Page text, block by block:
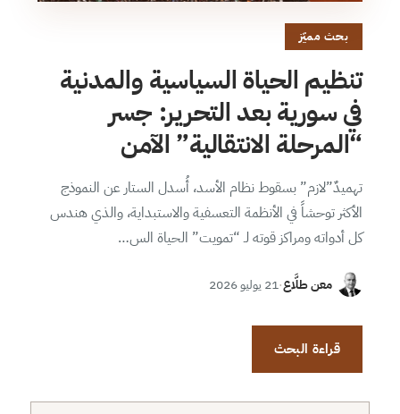
بحث مميّز
تنظيم الحياة السياسية والمدنية
في سورية بعد التحرير: جسر
“المرحلة الانتقالية” الآمن
تهميدٌ”لازم” بسقوط نظام الأسد، أُسدل الستار عن النموذج
الأكثر توحشاً في الأنظمة التعسفية والاستبداية، والذي هندس
كل أدواته ومراكز قوته لـ “تمويت” الحياة الس…
معن طلَّاع·21 يوليو 2026
قراءة البحث